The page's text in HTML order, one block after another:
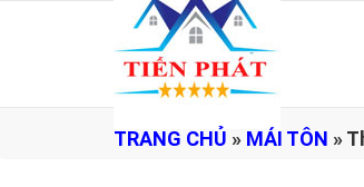
TRANG CHỦ » MÁI TÔN »